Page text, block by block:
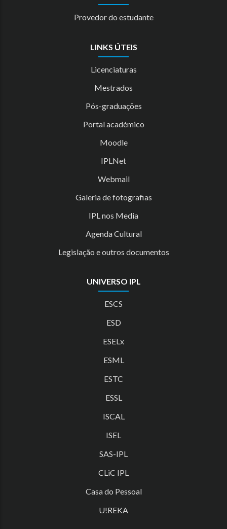
Provedor do estudante
LINKS ÚTEIS
Licenciaturas
Mestrados
Pós-graduações
Portal académico
Moodle
IPLNet
Webmail
Galeria de fotografias
IPL nos Media
Agenda Cultural
Legislação e outros documentos
UNIVERSO IPL
ESCS
ESD
ESELx
ESML
ESTC
ESSL
ISCAL
ISEL
SAS-IPL
CLiC IPL
Casa do Pessoal
U!REKA